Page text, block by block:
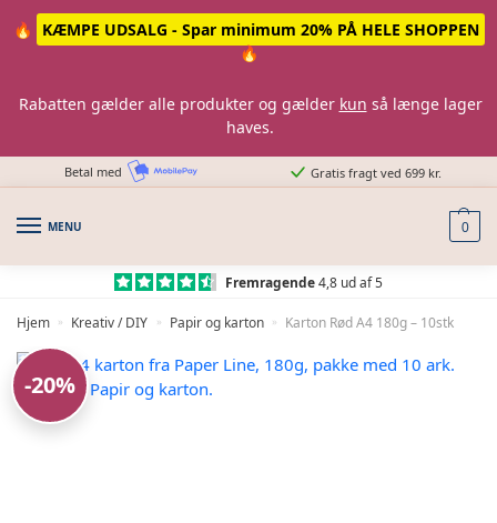
🔥
KÆMPE UDSALG - Spar minimum 20% PÅ HELE SHOPPEN
🔥
Rabatten gælder alle produkter og gælder kun så længe lager
haves.
Betal med Gratis fragt ved 699 kr.
MENU 0
Fremragende4,8 ud af 5
Hjem » Kreativ / DIY » Papir og karton » Karton Rød A4 180g – 10stk
-20%